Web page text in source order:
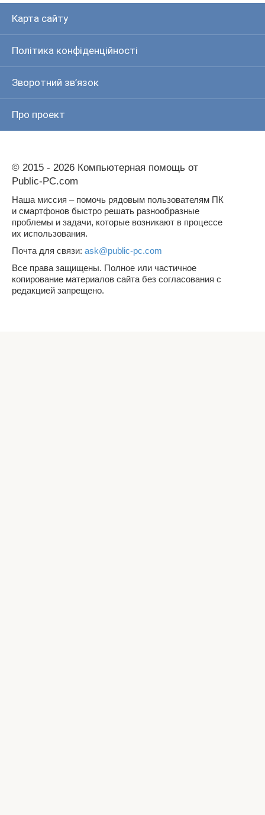
Карта сайту
Політика конфіденційності
Зворотний зв’язок
Про проект
© 2015 - 2026 Компьютерная помощь от
Public-PC.com
Наша миссия – помочь рядовым пользователям ПК
и смартфонов быстро решать разнообразные
проблемы и задачи, которые возникают в процессе
их использования.
Почта для связи: ask@public-pc.com
Все права защищены. Полное или частичное
копирование материалов сайта без согласования с
редакцией запрещено.